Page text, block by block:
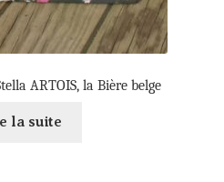
ARTOIS, la Bière belge
la suite